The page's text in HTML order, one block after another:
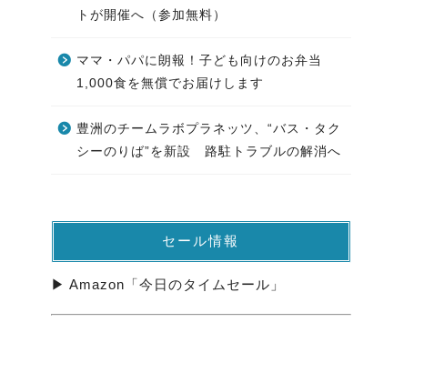
トが開催へ（参加無料）
ママ・パパに朗報！子ども向けのお弁当
1,000食を無償でお届けします
豊洲のチームラボプラネッツ、“バス・タク
シーのりば”を新設 路駐トラブルの解消へ
セール情報
▶ Amazon「今日のタイムセール」